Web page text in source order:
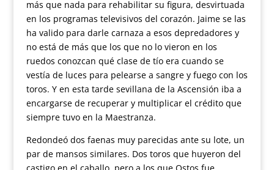
más que nada para rehabilitar su figura, desvirtuada
en los programas televisivos del corazón. Jaime se las
ha valido para darle carnaza a esos depredadores y
no está de más que los que no lo vieron en los
ruedos conozcan qué clase de tío era cuando se
vestía de luces para pelearse a sangre y fuego con los
toros. Y en esta tarde sevillana de la Ascensión iba a
encargarse de recuperar y multiplicar el crédito que
siempre tuvo en la Maestranza.
Redondeó dos faenas muy parecidas ante su lote, un
par de mansos similares. Dos toros que huyeron del